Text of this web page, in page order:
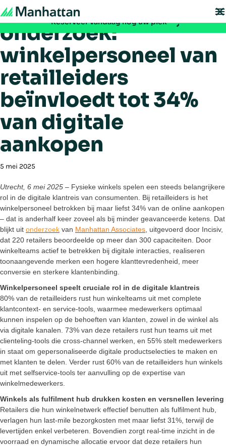
Mis het niet - de registratie voor EMEA Exchange 2026 is nu geopend:
Reserveer vandaag nog uw plek
Manhattan-
onderzoek:
winkelpersoneel van
retailleiders
beïnvloedt tot 34%
van digitale
aankopen
5 mei 2025
Utrecht, 6 mei 2025 – Fysieke winkels spelen een steeds belangrijkere
rol in de digitale klantreis van consumenten. Bij retailleiders is het
winkelpersoneel betrokken bij maar liefst 34% van de online aankopen
– dat is anderhalf keer zoveel als bij minder geavanceerde ketens. Dat
blijkt uit onderzoek van Manhattan Associates , uitgevoerd door Incisiv,
dat 220 retailers beoordeelde op meer dan 300 capaciteiten. Door
winkelteams actief te betrekken bij digitale interacties, realiseren
toonaangevende merken een hogere klanttevredenheid, meer
conversie en sterkere klantenbinding.
Winkelpersoneel speelt cruciale rol in de digitale klantreis
80% van de retailleiders rust hun winkelteams uit met complete
klantcontext- en service-tools, waarmee medewerkers optimaal
kunnen inspelen op de behoeften van klanten, zowel in de winkel als
via digitale kanalen. 73% van deze retailers rust hun teams uit met
clienteling-tools die cross-channel werken, en 55% stelt medewerkers
in staat om gepersonaliseerde digitale productselecties te maken en
met klanten te delen. Verder rust 60% van de retailleiders hun winkels
uit met selfservice-tools ter aanvulling op de expertise van
winkelmedewerkers.
Winkels als fulfilment hub drukken kosten en versnellen levering
Retailers die hun winkelnetwerk effectief benutten als fulfilment hub,
verlagen hun last-mile bezorgkosten met maar liefst 31%, terwijl de
levertijden enkel verbeteren. Bovendien zorgt real-time inzicht in de
voorraad en dynamische allocatie ervoor dat deze retailers hun